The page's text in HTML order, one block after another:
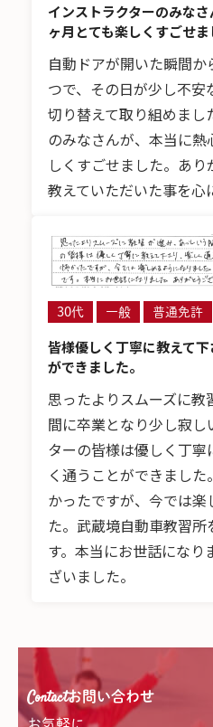
インストラクターのみな
ヶ月とても楽しくすごせま
自動ドアが開いた瞬間
つで、その日が少し不安
切り替えて取り組めまし
のみなさんが、本当に熱
しくすごせました。あり
教えていただいた事を心
30代 一般 普通免許
皆様優しく丁寧に教えて
ができました。
思ったよりスムーズに教
間に卒業となり少し寂し
ターの皆様は優しく丁寧
く通うことができまし
かったですが、今では
た。武蔵境自動車教習
す。本当にお世話にな
ざいました。
Contactお問い合わせ
お気軽に